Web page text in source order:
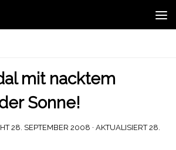
mit nacktem
Sonne!
28. SEPTEMBER 2008 · AKTUALISIERT28.